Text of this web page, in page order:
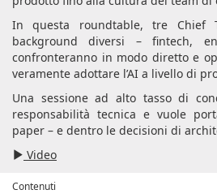
In questa roundtable, tre Chief
background diversi – fintech,
confronteranno in modo diretto e
veramente adottare l’AI a livello di
Una sessione ad alto tasso di
responsabilità tecnica e vuole
paper – e dentro le decisioni di
Video
Contenuti